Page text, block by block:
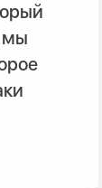
мы